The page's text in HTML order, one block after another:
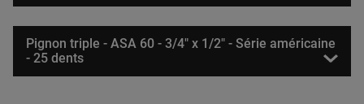
Pignon triple - ASA 60 - 3/4" x 1/2" - Série américaine
- 25 dents